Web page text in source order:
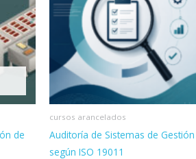
de
cursos arancelados
Auditoría de Sistemas de Gestión
según ISO 19011